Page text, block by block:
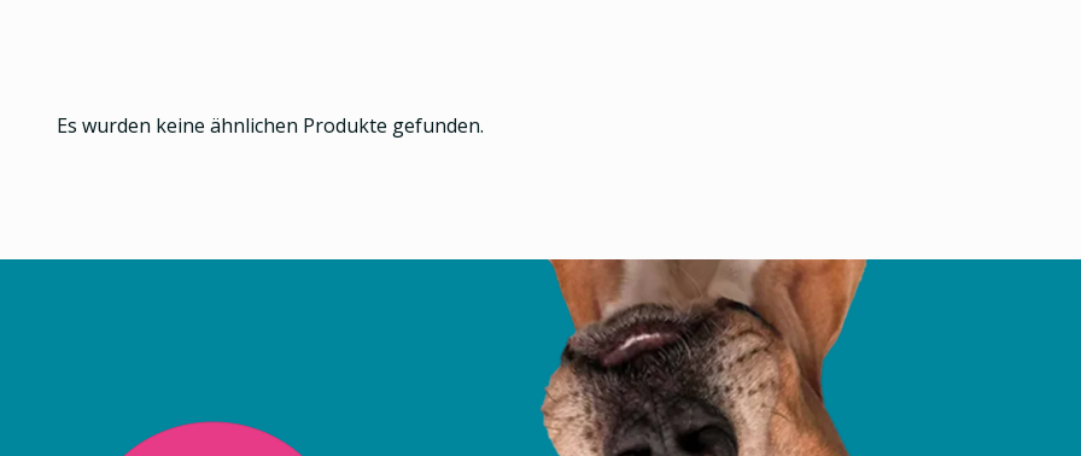
Es wurden keine ähnlichen Produkte gefunden.